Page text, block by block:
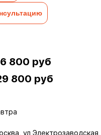
800 руб
800 руб
ул